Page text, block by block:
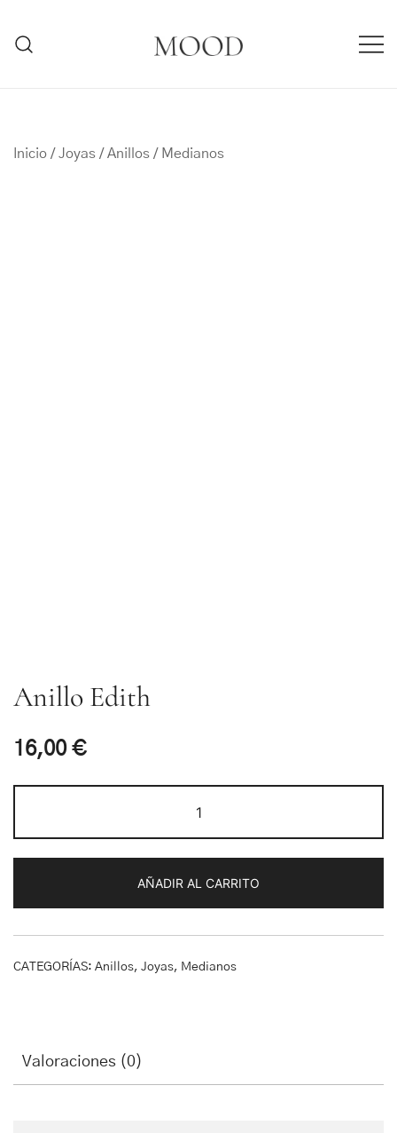
contenido
Inicio / Joyas / Anillos / Medianos
Anillo Edith
16,00 €
Edith
cantidad
AÑADIR AL CARRITO
CATEGORÍAS: Anillos, Joyas, Medianos
Valoraciones (0)